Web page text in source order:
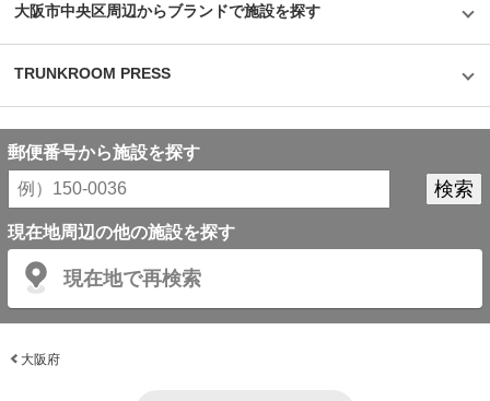
大阪市中央区周辺からブランドで施設を探す
TRUNKROOM PRESS
郵便番号から施設を探す
現在地周辺の他の施設を探す
現在地で再検索
大阪府